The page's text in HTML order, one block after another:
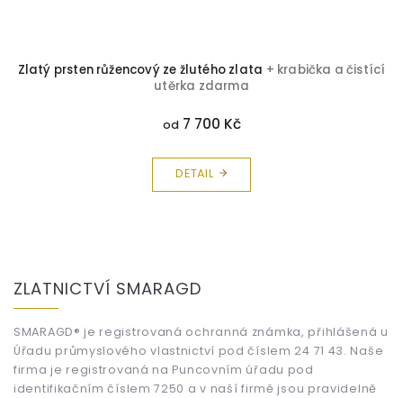
prsten růžencový ze žlutého zlata+ krabička a čistící
utěrka zdarma
7 700 Kč
DETAIL
ZLATNICTVÍ SMARAGD
SMARAGD® je registrovaná ochranná známka, přihlášená u
Úřadu průmyslového vlastnictví pod číslem 24 71 43. Naše
firma je registrovaná na Puncovním úřadu pod
identifikačním číslem 7250 a v naší firmě jsou pravidelně